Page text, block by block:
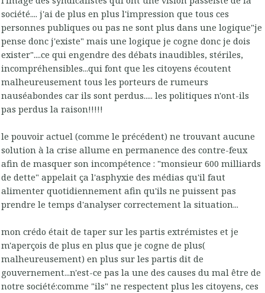
société.... j'ai de plus en plus l'impression que tous ces
personnes publiques ou pas ne sont plus dans une logique"je
pense donc j'existe" mais une logique je cogne donc je dois
exister"....ce qui engendre des débats inaudibles, stériles,
incompréhensibles...qui font que les citoyens écoutent
malheureusement tous les porteurs de rumeurs
nauséabondes car ils sont perdus..... les politiques n'ont-ils
pas perdus la raison!!!!!
le pouvoir actuel (comme le précédent) ne trouvant aucune
solution à la crise allume en permanence des contre-feux
afin de masquer son incompétence : "monsieur 600 milliards
de dette" appelait ça l'asphyxie des médias qu'il faut
alimenter quotidiennement afin qu'ils ne puissent pas
prendre le temps d'analyser correctement la situation...
mon crédo était de taper sur les partis extrémistes et je
m'aperçois de plus en plus que je cogne de plus(
malheureusement) en plus sur les partis dit de
gouvernement...n'est-ce pas la une des causes du mal être de
notre société:comme "ils" ne respectent plus les citoyens, ces